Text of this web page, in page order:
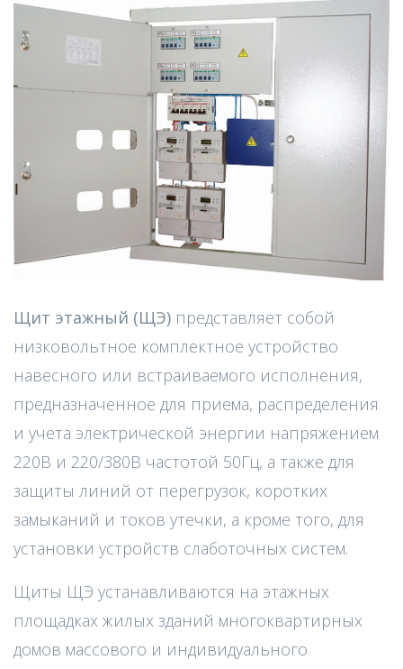
Щит этажный (ЩЭ) представляет собой
низковольтное комплектное устройство
навесного или встраиваемого исполнения,
предназначенное для приема, распределения
и учета электрической энергии напряжением
220В и 220/380В частотой 50Гц, а также для
защиты линий от перегрузок, коротких
замыканий и токов утечки, а кроме того, для
установки устройств слаботочных систем.
Щиты ЩЭ устанавливаются на этажных
площадках жилых зданий многоквартирных
домов массового и индивидуального